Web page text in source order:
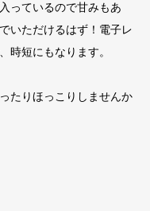
っているので甘みもあ
いただけるはず！電子レ
時短にもなります。
たりほっこりしませんか